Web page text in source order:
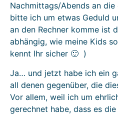
Nachmittags/Abends an die
bitte ich um etwas Geduld
an den Rechner komme ist
abhängig, wie meine Kids
kennt Ihr sicher 🙂 )
Ja… und jetzt habe ich ein
all denen gegenüber, die
Vor allem, weil ich um
gerechnet habe, dass es